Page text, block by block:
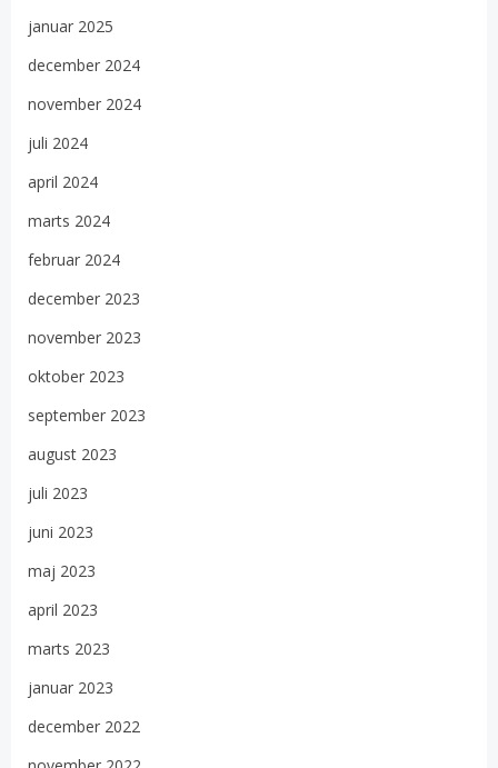
januar 2025
december 2024
november 2024
juli 2024
april 2024
marts 2024
februar 2024
december 2023
november 2023
oktober 2023
september 2023
august 2023
juli 2023
juni 2023
maj 2023
april 2023
marts 2023
januar 2023
december 2022